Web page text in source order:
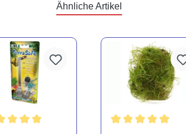
Ähnliche Artikel